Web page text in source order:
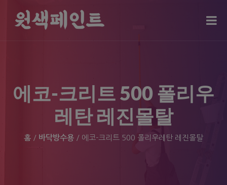
에코-크리트 500 폴리우
레탄 레진몰탈
홈 / 바닥방수용 / 에코-크리트 500 폴리우레탄 레진몰탈